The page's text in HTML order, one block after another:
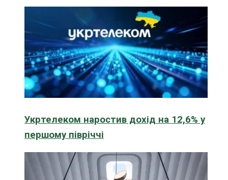
Укртелеком наростив дохід на 12,6% у
першому півріччі